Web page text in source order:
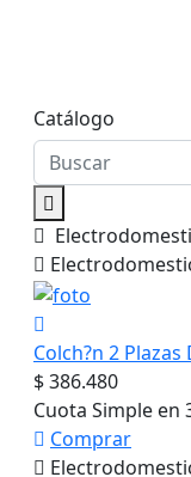
Catálogo
Colch?n 2
$ 386.480
Cuota Simple en
Comprar